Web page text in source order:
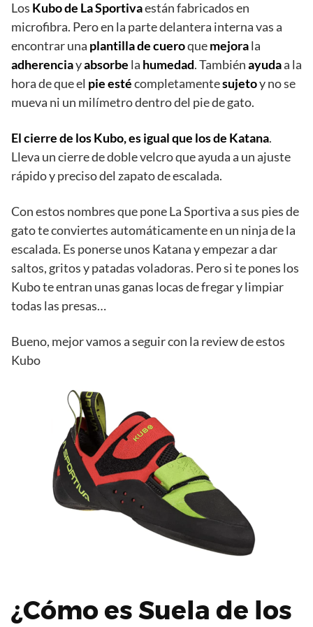
Los Kubo de La Sportivaestán fabricados en
microfibra. Pero en la parte delantera interna vas a
encontrar una plantilla de cueroquemejorala
adherenciayabsorbe la humedad. Tambiénayudaa la
hora de que el pieestécompletamentesujetoy no se
mueva ni un milímetro dentro del pie de gato.
El cierre de los Kubo, es igual que los de Katana.
Lleva un cierre de doble velcro que ayuda a un ajuste
rápido y preciso del zapato de escalada.
Con estos nombres que pone La Sportiva a sus pies de
gato te conviertes automáticamente en un ninja de la
escalada. Es ponerse unos Katana y empezar a dar
saltos, gritos y patadas voladoras. Pero si te pones los
Kubo te entran unas ganas locas de fregar y limpiar
todas las presas…
Bueno, mejor vamos a seguir con la review de estos
Kubo
¿Cómo es Suela de los